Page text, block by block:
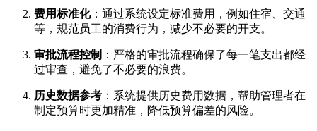
费用标准化：通过系统设定标准费用，例如住宿、交通
等，规范员工的消费行为，减少不必要的开支。
审批流程控制 ：严格的审批流程确保了每一笔支出都经
过审查，避免了不必要的浪费。
历史数据参考 ：系统提供历史费用数据，帮助管理者在
制定预算时更加精准，降低预算偏差的风险。